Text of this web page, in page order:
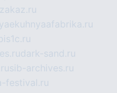
dark-sand.ru
sib-archives.ru
festival.ru